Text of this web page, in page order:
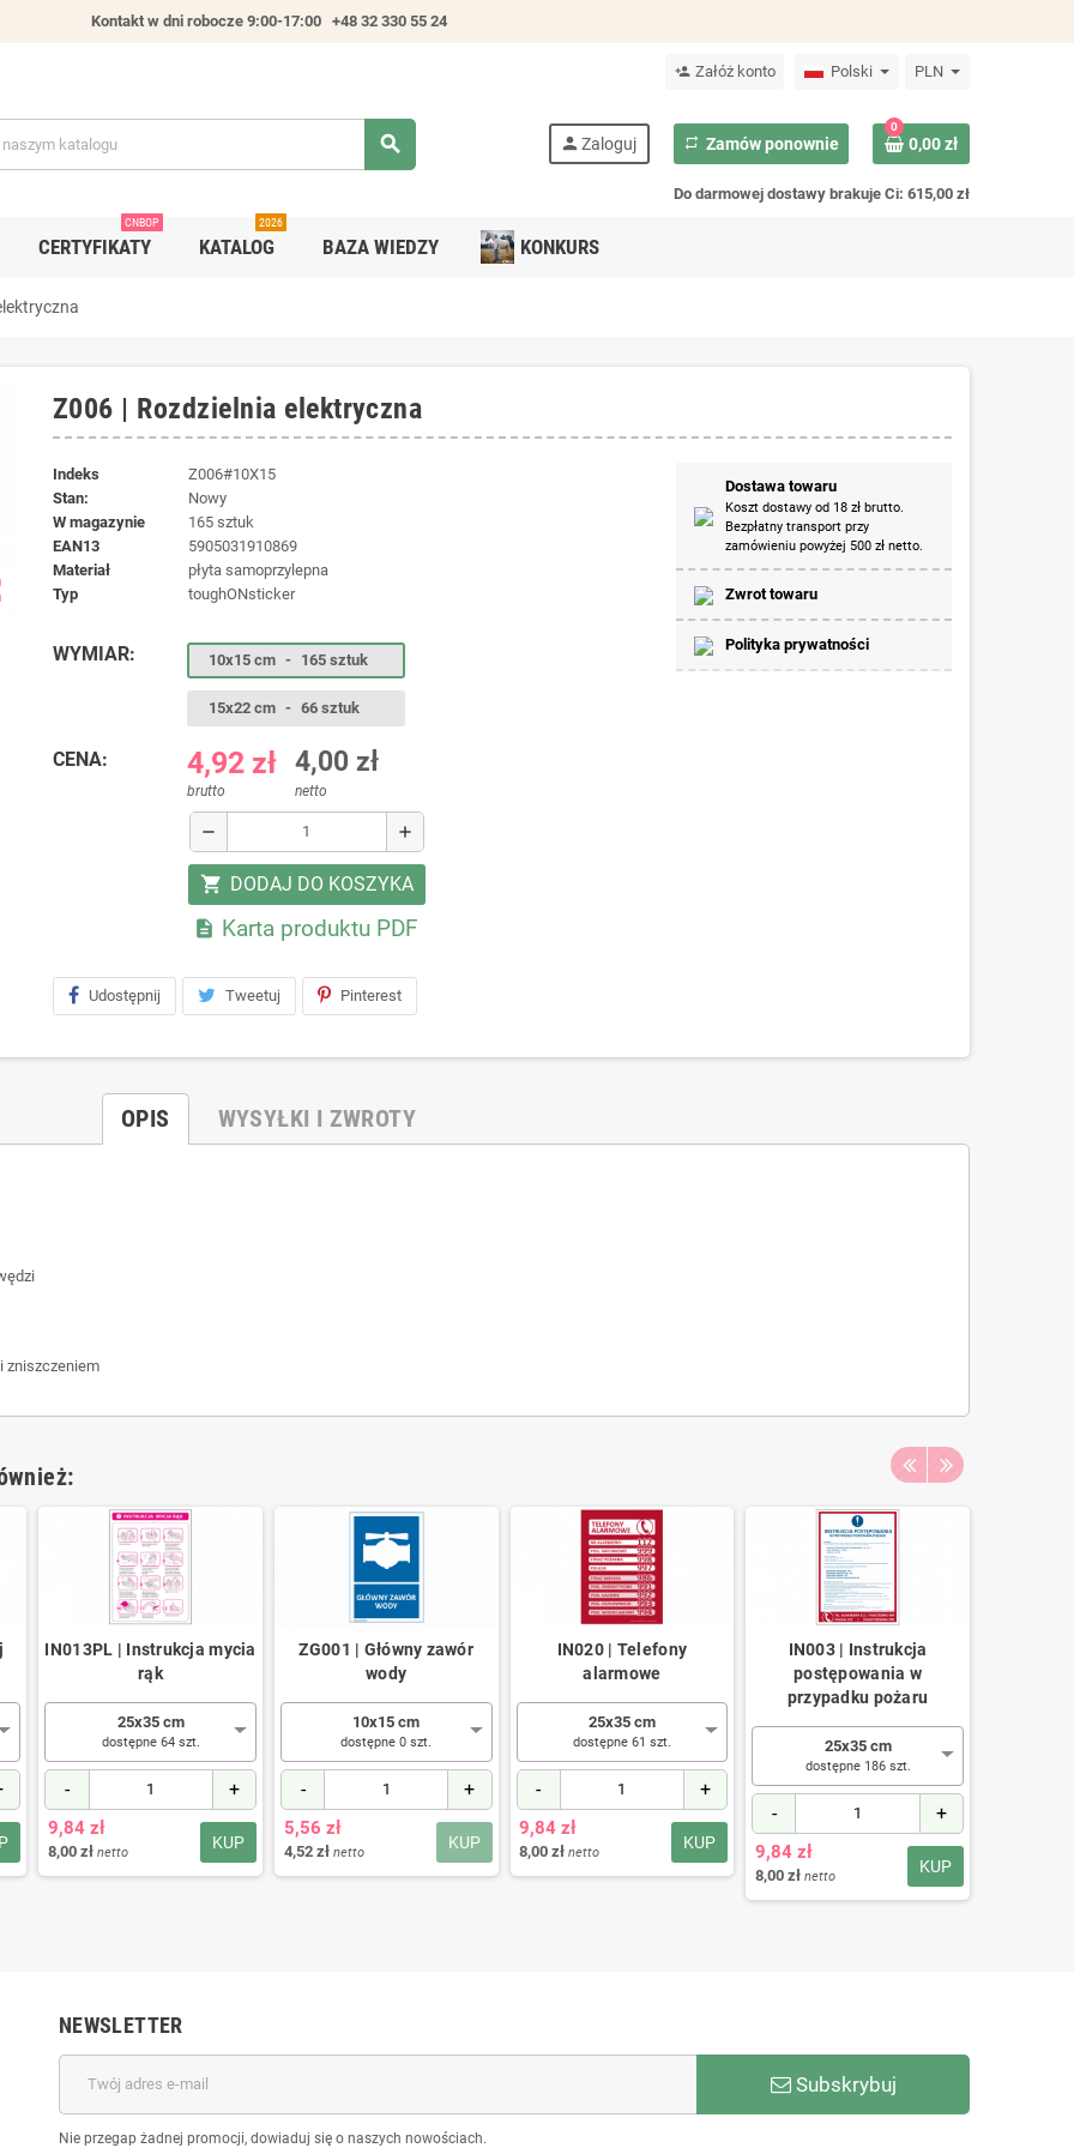
Kontakt w dni robocze 9:00-17:00 +48 32 330 55 24
person_add Załóż konto Polski PLN
search person Zaloguj repeat Zamów ponownie
0
0,00 zł
Do darmowej dostawy brakuje Ci: 615,00 zł
CERTYFIKATY
CNBOP
KATALOG
2026
BAZA WIEDZY KONKURS
Z006 | Rozdzielnia elektryczna
Indeks
Z006#10X15
Stan:
Nowy
W magazynie
165 sztuk
EAN13
5905031910869
materiał
płyta samoprzylepna
typ
toughONsticker
WYMIAR: 10x15 cm - 165 sztuk
15x22 cm - 66 sztuk
CENA: 4,92 zł
brutto
4,00 zł
netto
remove add
shopping_cart DODAJ DO KOSZYKA
 Karta produktu PDF
Udostępnij Tweetuj Pinterest
Dostawa towaru
Koszt dostawy od 18 zł brutto.
Bezpłatny transport przy
zamówieniu powyżej 500 zł netto.
Zwrot towaru
Polityka prywatności
OPIS WYSYŁKI I ZWROTY
zniszczeniem
IN013PL | Instrukcja mycia
rąk
25x35 cm
dostępne 64 szt.
- +
KUP
9,84 zł
8,00 zł netto
ZG001 | Główny zawór
wody
10x15 cm
dostępne 0 szt.
- +
KUP
5,56 zł
4,52 zł netto
IN020 | Telefony
alarmowe
25x35 cm
dostępne 61 szt.
- +
KUP
9,84 zł
8,00 zł netto
IN003 | Instrukcja
postępowania w
przypadku pożaru
25x35 cm
dostępne 186 szt.
- +
KUP
9,84 zł
8,00 zł netto
NEWSLETTER
Subskrybuj
Nie przegap żadnej promocji, dowiaduj się o naszych nowościach.